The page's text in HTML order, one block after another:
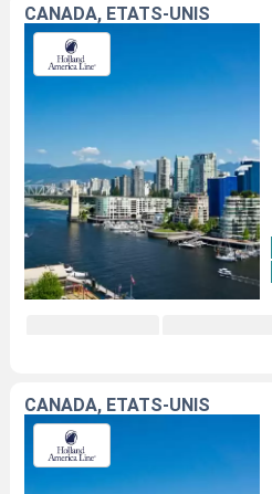
CANADA, ÉTATS-UNIS
CANADA, ÉTATS-UNIS